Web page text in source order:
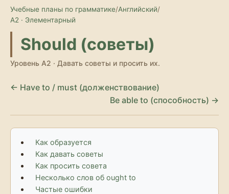
Учебные планы по грамматике/Английский/
A2 · Элементарный
Should (советы)
Уровень A2 · Давать советы и просить их.
← Have to / must (долженствование)
Be able to (способность) →
Как образуется
Как давать советы
Как просить совета
Несколько слов об ought to
Частые ошибки